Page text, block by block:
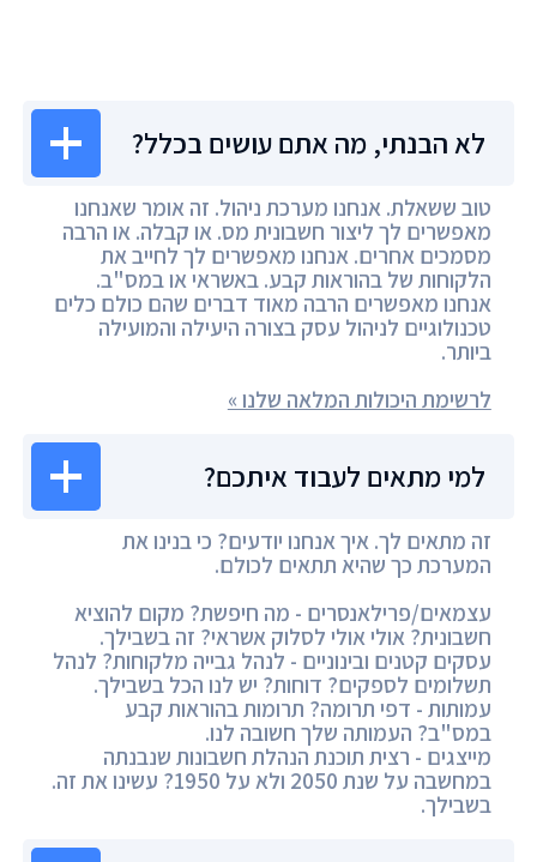
לא הבנתי, מה אתם עושים בכלל?
טוב ששאלת. אנחנו מערכת ניהול. זה אומר שאנחנו
מאפשרים לך ליצור חשבונית מס. או קבלה. או הרבה
מסמכים אחרים. אנחנו מאפשרים לך לחייב את
הלקוחות של בהוראות קבע. באשראי או במס"ב.
אנחנו מאפשרים הרבה מאוד דברים שהם כולם כלים
טכנולוגיים לניהול עסק בצורה היעילה והמועילה
ביותר.
לרשימת היכולות המלאה שלנו »
למי מתאים לעבוד איתכם?
זה מתאים לך. איך אנחנו יודעים? כי בנינו את
המערכת כך שהיא תתאים לכולם.
עצמאים/פרילאנסרים - מה חיפשת? מקום להוציא
חשבונית? אולי אולי לסלוק אשראי? זה בשבילך.
עסקים קטנים ובינוניים - לנהל גבייה מלקוחות? לנהל
תשלומים לספקים? דוחות? יש לנו הכל בשבילך.
עמותות - דפי תרומה? תרומות בהוראות קבע
במס"ב? העמותה שלך חשובה לנו.
מייצגים - רצית תוכנת הנהלת חשבונות שנבנתה
במחשבה על שנת 2050 ולא על 1950? עשינו את זה.
בשבילך.